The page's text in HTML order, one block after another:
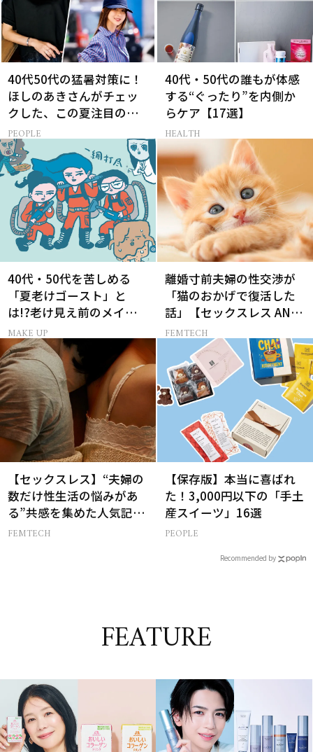
40代50代の猛暑対策に！
ほしのあきさんがチェッ
クした、この夏注目の暑
さ対策グッズ3選
PEOPLE
40代・50代の誰もが体感
する“ぐったり”を内側か
らケア【17選】
HEALTH
40代・50代を苦しめる
「夏老けゴースト」と
は!?老け見え前のメイク
くずれ＆くすみ対策
MAKE UP
離婚寸前夫婦の性交渉が
「猫のおかげで復活した
話」【セックスレス AND
THE CITY -女たちの告
FEMTECH
【セックスレス】“夫婦の
数だけ性生活の悩みがあ
る”共感を集めた人気記事
10選
FEMTECH
【保存版】本当に喜ばれ
た！3,000円以下の「手土
産スイーツ」16選
PEOPLE
Recommended by
FEATURE